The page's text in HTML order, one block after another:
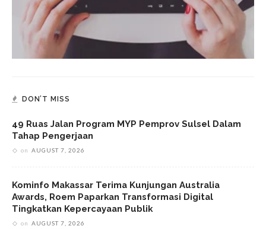
DON’T MISS
49 Ruas Jalan Program MYP Pemprov Sulsel Dalam
Tahap Pengerjaan
on AUGUST 7, 2026
Kominfo Makassar Terima Kunjungan Australia
Awards, Roem Paparkan Transformasi Digital
Tingkatkan Kepercayaan Publik
on AUGUST 7, 2026